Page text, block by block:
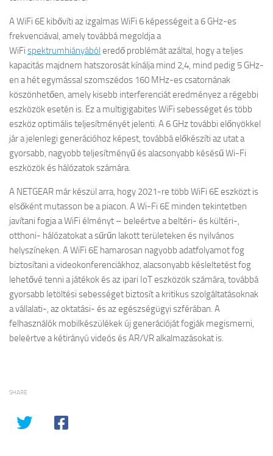
A WiFi 6E kibővíti az izgalmas WiFi 6 képességeit a 6 GHz-es
frekvenciával, amely továbbá megoldja a
WiFi spektrumhiányából eredő problémát azáltal, hogy a teljes
kapacitás majdnem hatszorosát kínálja mind 2,4, mind pedig 5 GHz-
en a hét egymással szomszédos 160 MHz-es csatornának
köszönhetően, amely kisebb interferenciát eredményez a régebbi
eszközök esetén is. Ez a multigigabites WiFi sebességet és több
eszköz optimális teljesítményét jelenti. A 6 GHz további előnyökkel
jár a jelenlegi generációhoz képest, továbbá előkészíti az utat a
gyorsabb, nagyobb teljesítményű és alacsonyabb késésű Wi-Fi
eszközök és hálózatok számára.
A NETGEAR már készül arra, hogy 2021-re több WiFi 6E eszközt is
elsőként mutasson be a piacon. A Wi-Fi 6E minden tekintetben
javítani fogja a WiFi élményt – beleértve a beltéri- és kültéri-,
otthoni- hálózatokat a sűrűn lakott területeken és nyilvános
helyszíneken. A WiFi 6E hamarosan nagyobb adatfolyamot fog
biztosítani a videokonferenciákhoz, alacsonyabb késleltetést fog
lehetővé tenni a játékok és az ipari IoT eszközök számára, továbbá
gyorsabb letöltési sebességet biztosít a kritikus szolgáltatásoknak
a vállalati-, az oktatási- és az egészségügyi szférában. A
felhasználók mobilkészülékek új generációját fogják megismerni,
beleértve a kétirányú videós és AR/VR alkalmazásokat is.
SHARE